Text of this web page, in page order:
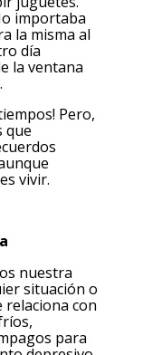
importaba
la misma al
día
la ventana
Pero,
que
vivir.
nuestra
situación o
relaciona con
para